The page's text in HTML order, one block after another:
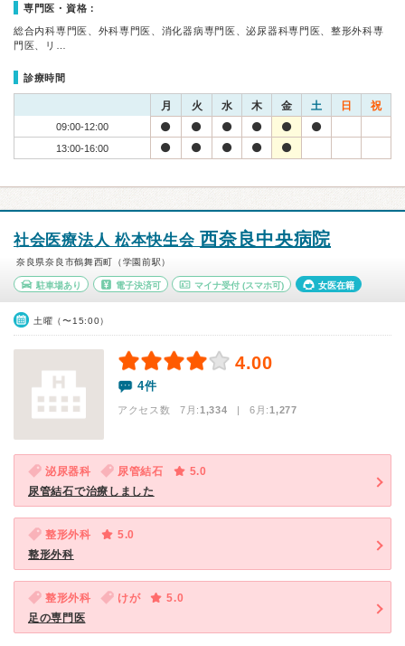
専門医・資格：
総合内科専門医、外科専門医、消化器病専門医、泌尿器科専門医、整形外科専
門医、リ…
診療時間
月 火 水 木 金 土 日 祝
09:00-12:00
13:00-16:00
社会医療法人 松本快生会 西奈良中央病院
奈良県奈良市鶴舞西町（学園前駅）
駐車場あり 電子決済可 マイナ受付 (スマホ可) 女医在籍
土曜（〜15:00）
4.00
4件
アクセス数 7月:1,334 | 6月:1,277
泌尿器科 尿管結石
5.0
尿管結石で治療しました
整形外科
5.0
整形外科
整形外科 けが
5.0
足の専門医